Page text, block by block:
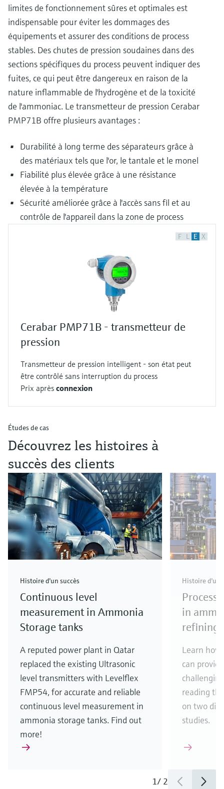
limites de fonctionnement sûres et optimales est
indispensable pour éviter les dommages des
équipements et assurer des conditions de process
stables. Des chutes de pression soudaines dans des
sections spécifiques du process peuvent indiquer des
fuites, ce qui peut être dangereux en raison de la
nature inflammable de l'hydrogène et de la toxicité
de l'ammoniac. Le transmetteur de pression Cerabar
PMP71B offre plusieurs avantages :
Durabilité à long terme des séparateurs grâce à
des matériaux tels que l'or, le tantale et le monel
Fiabilité plus élevée grâce à une résistance
élevée à la température
Sécurité améliorée grâce à l'accès sans fil et au
contrôle de l'appareil dans la zone de process
F L E X
Cerabar PMP71B - transmetteur de
pression
Transmetteur de pression intelligent - son état peut
être contrôlé sans interruption du process
Prix après connexion
Études de cas
Découvrez les histoires à
succès des clients
Histoire d'un succès
Continuous level
measurement in Ammonia
Storage tanks
A reputed power plant in Qatar
replaced the existing Ultrasonic
level transmitters with Levelflex
FMP54, for accurate and reliable
continuous level measurement in
ammonia storage tanks. Find out
more!
Histoire d'un
Process
in
refining
Learn how
can
reading
on two
studies.
1/ 2